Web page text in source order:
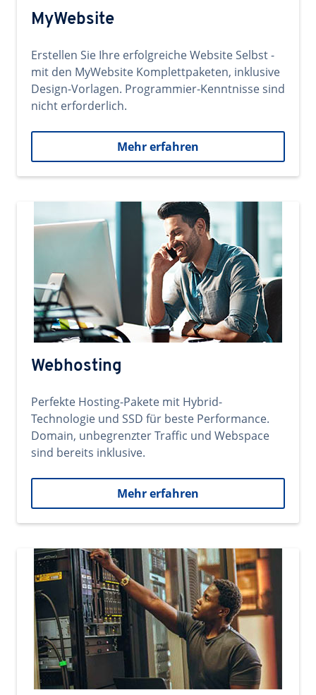
MyWebsite
Erstellen Sie Ihre erfolgreiche Website Selbst -
mit den MyWebsite Komplettpaketen, inklusive
Design-Vorlagen. Programmier-Kenntnisse sind
nicht erforderlich.
Mehr erfahren
Webhosting
Perfekte Hosting-Pakete mit Hybrid-
Technologie und SSD für beste Performance.
Domain, unbegrenzter Traffic und Webspace
sind bereits inklusive.
Mehr erfahren